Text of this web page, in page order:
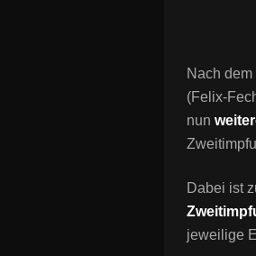
Nach
(Felix-
nun
Dabei ist
jeweilige